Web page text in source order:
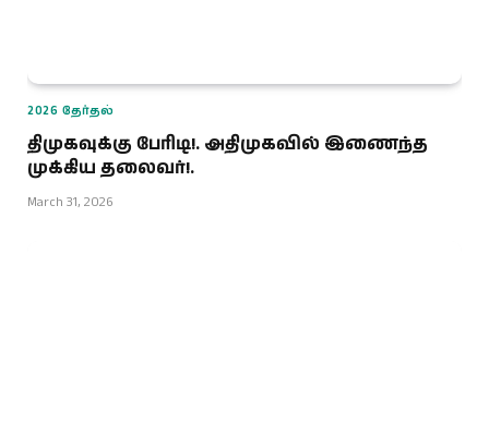
2026 தேர்தல்
திமுகவுக்கு பேரிடி!. அதிமுகவில் இணைந்த
முக்கிய தலைவர்!.
March 31, 2026